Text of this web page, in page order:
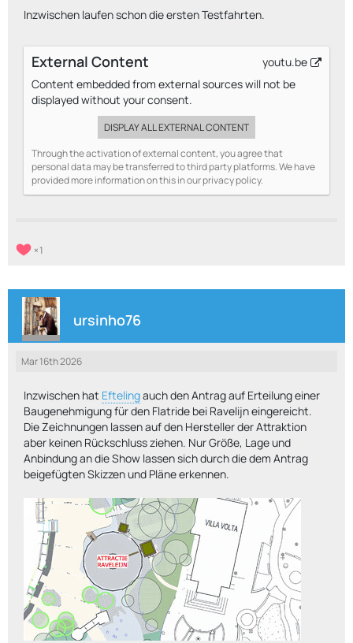
Inzwischen laufen schon die ersten Testfahrten.
External Content
youtu.be
Content embedded from external sources will not be
displayed without your consent.
DISPLAY ALL EXTERNAL CONTENT
Through the activation of external content, you agree that
personal data may be transferred to third party platforms. We have
provided more information on this in our privacy policy.
1
ursinho76
Mar 16th 2026
Inzwischen hat Eftelingauch den Antrag auf Erteilung einer
Baugenehmigung für den Flatride bei Ravelijn eingereicht.
Die Zeichnungen lassen auf den Hersteller der Attraktion
aber keinen Rückschluss ziehen. Nur Größe, Lage und
Anbindung an die Show lassen sich durch die dem Antrag
beigefügten Skizzen und Pläne erkennen.